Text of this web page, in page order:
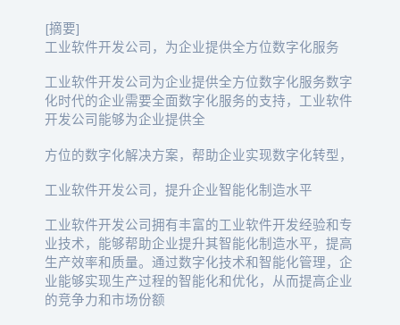
[摘要]
工业软件开发公司，为企业提供全方位数字化服务
工业软件开发公司为企业提供全方位数字化服务数字
化时代的企业需要全面数字化服务的支持，工业软件
开发公司能够为企业提供全
方位的数字化解决方案，帮助企业实现数字化转型，
工业软件开发公司，提升企业智能化制造水平
工业软件开发公司拥有丰富的工业软件开发经验和专
业技术，能够帮助企业提升其智能化制造水平，提高
生产效率和质量。通过数字化技术和智能化管理，企
业能够实现生产过程的智能化和优化，从而提高企业
的竞争力和市场份额